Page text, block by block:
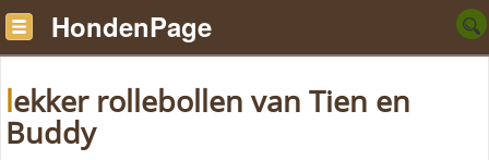
HondenPage
lekker rollebollen van Tien en
Buddy